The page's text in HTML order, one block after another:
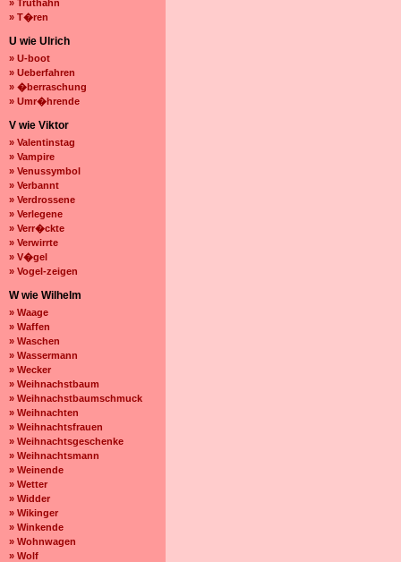
» Truthahn
» T�ren
U wie Ulrich
» U-boot
» Ueberfahren
» �berraschung
» Umr�hrende
V wie Viktor
» Valentinstag
» Vampire
» Venussymbol
» Verbannt
» Verdrossene
» Verlegene
» Verr�ckte
» Verwirrte
» V�gel
» Vogel-zeigen
W wie Wilhelm
» Waage
» Waffen
» Waschen
» Wassermann
» Wecker
» Weihnachstbaum
» Weihnachstbaumschmuck
» Weihnachten
» Weihnachtsfrauen
» Weihnachtsgeschenke
» Weihnachtsmann
» Weinende
» Wetter
» Widder
» Wikinger
» Winkende
» Wohnwagen
» Wolf